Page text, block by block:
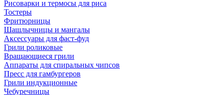
Рисоварки и термосы для риса
Тостеры
Фритюрницы
Шашлычницы и мангалы
Аксессуары для фаст-фуд
Грили роликовые
Вращающиеся грили
Аппараты для спиральных чипсов
Пресс для гамбургеров
Грили индукционные
Чебуречницы